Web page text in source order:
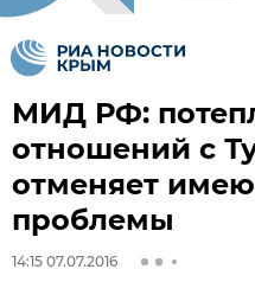
МИД РФ:
отношений с
отменяет
проблемы
14:15 07.07.2016